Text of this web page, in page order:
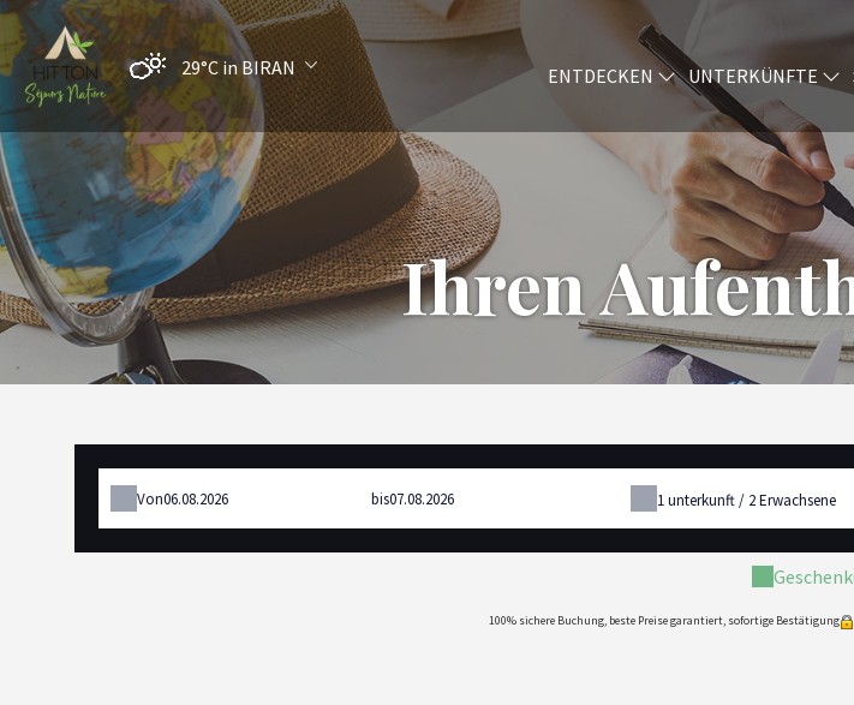
29°C in BIRAN ENTDECKEN UNTERKÜNFTE
Ihren
Von bis 1unterkunft / 2Erwachsene
100% sichere Buchung, beste Preise garantiert, sofortige Bestätigung